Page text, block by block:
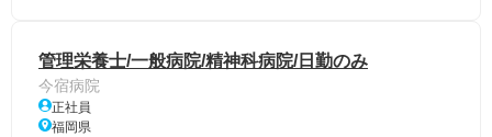
管理栄養士/一般病院/精神科病院/日勤のみ
今宿病院
正社員
福岡県